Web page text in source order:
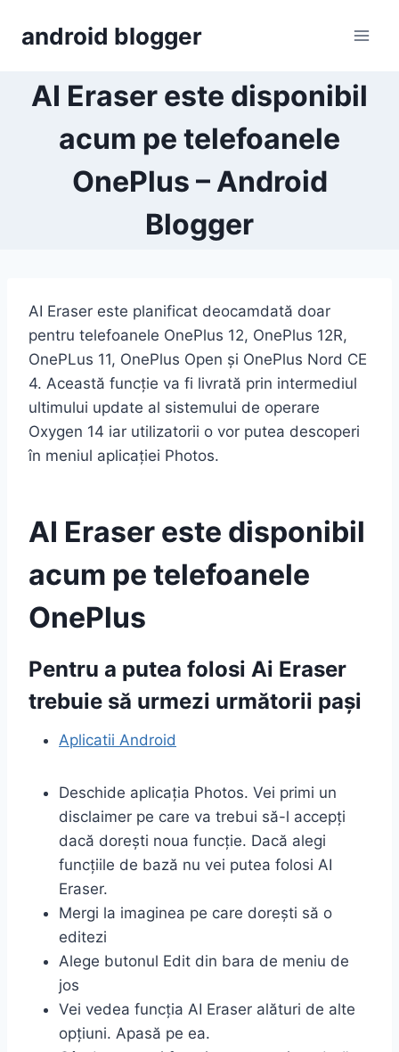
android blogger
AI Eraser este disponibil
acum pe telefoanele
OnePlus – Android
Blogger
AI Eraser este planificat deocamdată doar
pentru telefoanele OnePlus 12, OnePlus 12R,
OnePLus 11, OnePlus Open și OnePlus Nord CE
4. Această funcție va fi livrată prin intermediul
ultimului update al sistemului de operare
Oxygen 14 iar utilizatorii o vor putea descoperi
în meniul aplicației Photos.
AI Eraser este disponibil
acum pe telefoanele
OnePlus
Pentru a putea folosi Ai Eraser
trebuie să urmezi următorii pași
Aplicatii Android
Deschide aplicația Photos. Vei primi un
disclaimer pe care va trebui să-l accepți
dacă dorești noua funcție. Dacă alegi
funcțiile de bază nu vei putea folosi AI
Eraser.
Mergi la imaginea pe care dorești să o
editezi
Alege butonul Edit din bara de meniu de
jos
Vei vedea funcția AI Eraser alături de alte
opțiuni. Apasă pe ea.